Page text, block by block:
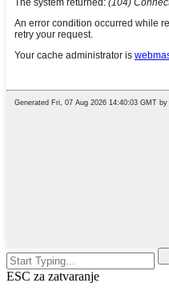
ESC za zatvaranje